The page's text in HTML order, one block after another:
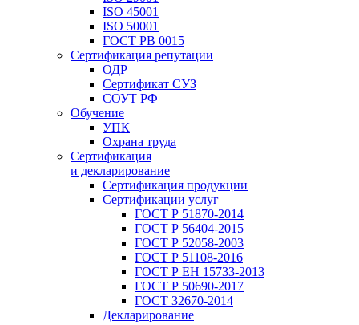
ISO 45001
ISO 50001
ГОСТ РВ 0015
Сертификация репутации
ОДР
Сертификат СУЗ
СОУТ РФ
Обучение
УПК
Охрана труда
Сертификация
и декларирование
Сертификация продукции
Сертификации услуг
ГОСТ Р 51870-2014
ГОСТ Р 56404-2015
ГОСТ Р 52058-2003
ГОСТ Р 51108-2016
ГОСТ Р ЕН 15733-2013
ГОСТ Р 50690-2017
ГОСТ 32670-2014
Декларирование